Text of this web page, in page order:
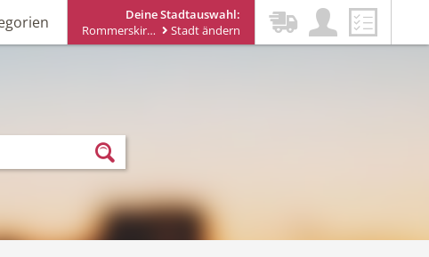
Deine Stadtauswahl:
Rommerskirchen
Stadt ändern